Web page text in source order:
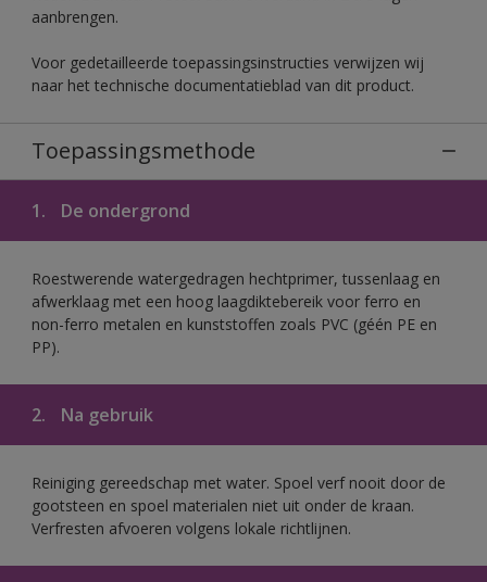
aanbrengen.
Voor gedetailleerde toepassingsinstructies verwijzen wij
naar het technische documentatieblad van dit product.
Toepassingsmethode
1. De ondergrond
Roestwerende watergedragen hechtprimer, tussenlaag en
afwerklaag met een hoog laagdiktebereik voor ferro en
non-ferro metalen en kunststoffen zoals PVC (géén PE en
PP).
2. Na gebruik
Reiniging gereedschap met water. Spoel verf nooit door de
gootsteen en spoel materialen niet uit onder de kraan.
Verfresten afvoeren volgens lokale richtlijnen.